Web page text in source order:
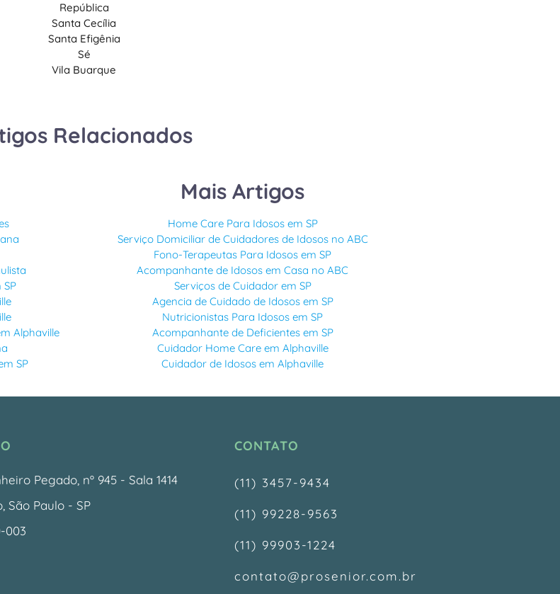
República
Santa Cecília
Santa Efigênia
Sé
Vila Buarque
Relacionados
Alphaville
SP
Mais Artigos
Home Care Para Idosos em SP
Serviço Domiciliar de Cuidadores de Idosos no ABC
Fono-Terapeutas Para Idosos em SP
Acompanhante de Idosos em Casa no ABC
Serviços de Cuidador em SP
Agencia de Cuidado de Idosos em SP
Nutricionistas Para Idosos em SP
Acompanhante de Deficientes em SP
Cuidador Home Care em Alphaville
Cuidador de Idosos em Alphaville
Pegado, nº 945 - Sala 1414
São Paulo - SP
003
CONTATO
(11) 3457-9434
(11) 99228-9563
(11) 99903-1224
contato@prosenior.com.br